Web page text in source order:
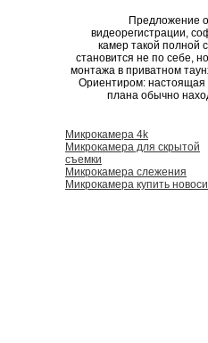
Предложение
видеорегистрации,
камер такой полной
становится не по себе,
монтажа в приватном
Ориентиром: настоящая
плана обычно
Микрокамера 4k
Микрокамера для скрытой
съемки
Микрокамера слежения
Микрокамера купить